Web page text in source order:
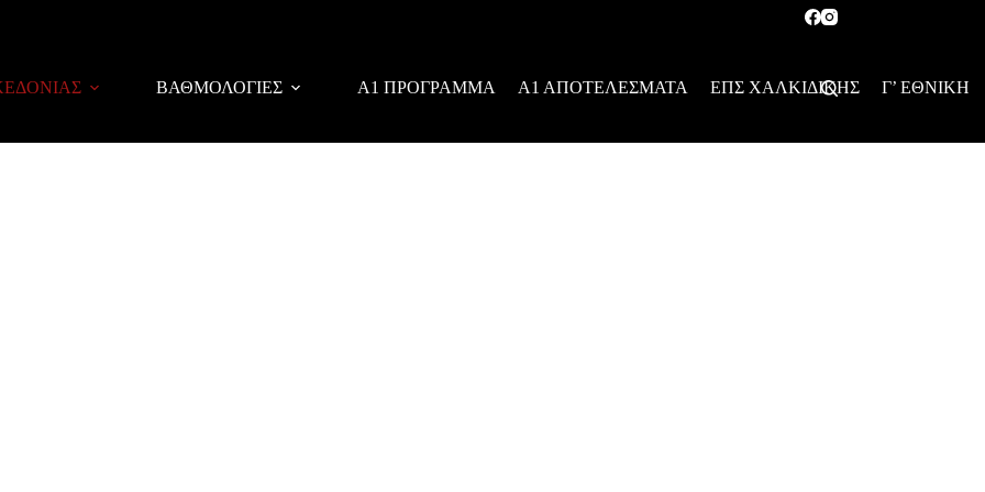
ΒΑΘΜΟΛΟΓΙΕΣ Α1 ΠΡΟΓΡΑΜΜΑ Α1 ΑΠΟΤΕΛΕΣΜΑΤΑ ΕΠΣ ΧΑΛΚΙΔΙΚΗΣ Γ’ ΕΘΝΙΚΗ